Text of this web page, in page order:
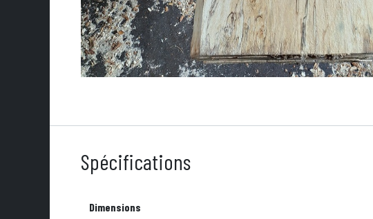
Spécifications
Dimensions